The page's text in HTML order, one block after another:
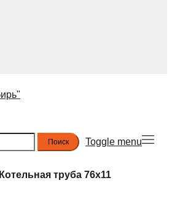
Toggle menu
Котельная труба 76х11